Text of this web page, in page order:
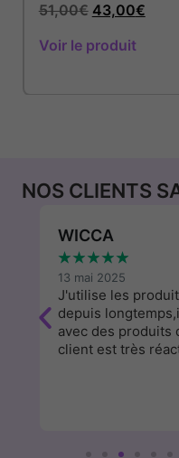
51,00€ 43,00€
Voir le produit
NOS CLIENTS
WICCA
★★★★★
13 mai 2025
J'utilise les
depuis
avec des produits
client est très